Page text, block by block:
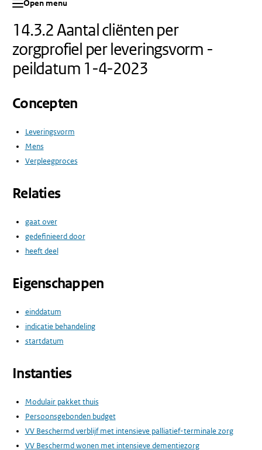
Open menu
14.3.2 Aantal cliënten per
zorgprofiel per leveringsvorm -
peildatum 1-4-2023
Concepten
Leveringsvorm
Mens
Verpleegproces
Relaties
gaat over
gedefinieerd door
heeft deel
Eigenschappen
einddatum
indicatie behandeling
startdatum
Instanties
Modulair pakket thuis
Persoonsgebonden budget
VV Beschermd verblijf met intensieve palliatief-terminale zorg
VV Beschermd wonen met intensieve dementiezorg